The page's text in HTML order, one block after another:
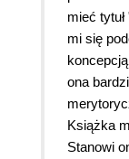
mieć
mi się
ona
Książka
Stanowi